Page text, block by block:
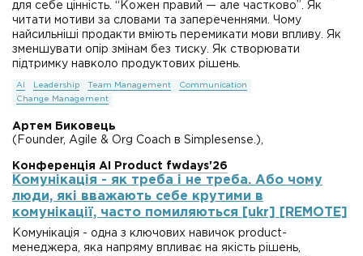
для себе цінність. “Кожен правий — але частково”. Як
читати мотиви за словами та запереченнями. Чому
найсильніші продакти вміють перемикати мови впливу. Як
зменшувати опір змінам без тиску. Як створювати
підтримку навколо продуктових рішень.
AI Leadership Team Management
Communication
Change Management
Артем Биковець
(Founder, Agile & Org Coach в Simplesense.),
Конференція AI Product fwdays'26
Комунікація - як треба і не треба. Або чому
люди, які вважають себе крутими в
комунікації, часто помиляються [ukr] [REMOTE]
Комунікація - одна з ключових навичок product-
менеджера, яка напряму впливає на якість рішень,